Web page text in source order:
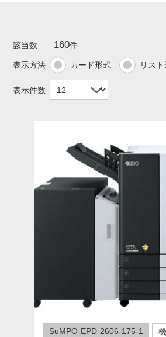
該当数 160件
表示方法 カード形式 リス
表示件数
SuMPO-EPD-2606-175-1